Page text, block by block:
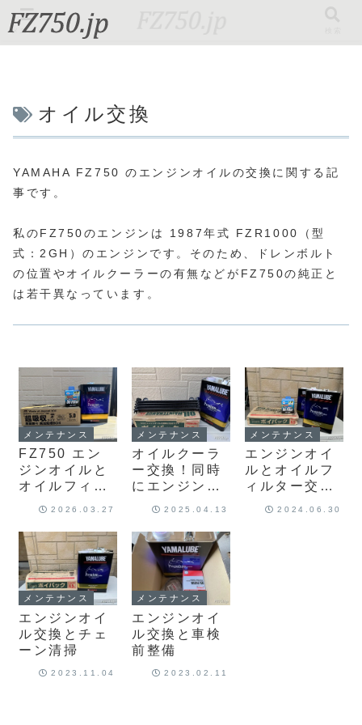
オイル交換
YAMAHA FZ750 のエンジンオイルの交換に関する記
事です。
私のFZ750のエンジンは 1987年式 FZR1000（型
式：2GH）のエンジンです。そのため、ドレンボルト
の位置やオイルクーラーの有無などがFZ750の純正と
は若干異なっています。
メンテナンス
FZ750 エン
ジンオイルと
オイルフィル
ター交換、チ
2026.03.27
メンテナンス
オイルクーラ
ー交換！同時
にエンジンオ
イルも交換し
2025.04.13
メンテナンス
エンジンオイ
ルとオイルフ
ィルター交
換、洗車、チ
2024.06.30
メンテナンス
エンジンオイ
ル交換とチェ
ーン清掃
2023.11.04
メンテナンス
エンジンオイ
ル交換と車検
前整備
2023.02.11
メニュー